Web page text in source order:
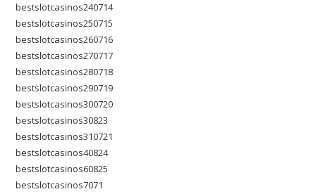
bestslotcasinos240714
bestslotcasinos250715
bestslotcasinos260716
bestslotcasinos270717
bestslotcasinos280718
bestslotcasinos290719
bestslotcasinos300720
bestslotcasinos30823
bestslotcasinos310721
bestslotcasinos40824
bestslotcasinos60825
bestslotcasinos7071